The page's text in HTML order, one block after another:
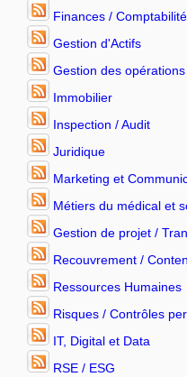
Finances /
Gestion d'Actifs
Gestion des opérations
Immobilier
Inspection / Audit
Juridique
Marketing et
Métiers du médical et
Gestion de projet /
Recouvrement /
Ressources Humaines
Risques / Contrôles
IT, Digital et Data
RSE / ESG